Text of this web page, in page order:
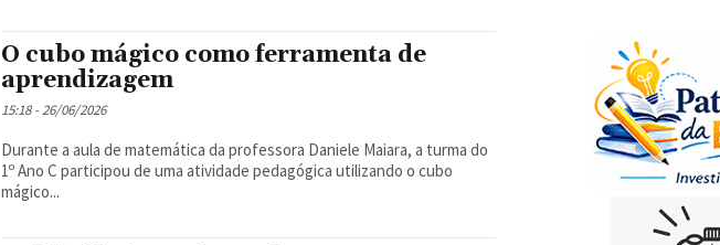
O cubo mágico como ferramenta de
aprendizagem
15:18 - 26/06/2026
Durante a aula de matemática da professora Daniele Maiara, a turma do
1º Ano C participou de uma atividade pedagógica utilizando o cubo
mágico...